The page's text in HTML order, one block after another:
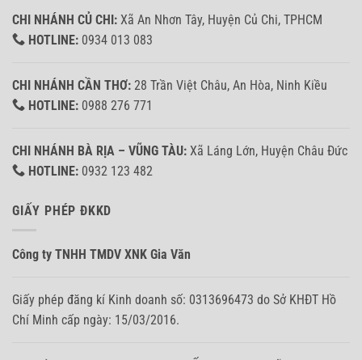
CHI NHÁNH CỦ CHI: Xã An Nhơn Tây, Huyện Củ Chi, TPHCM
HOTLINE: 0934 013 083
CHI NHÁNH CẦN THƠ: 28 Trần Việt Châu, An Hòa, Ninh Kiều
HOTLINE: 0988 276 771
CHI NHÁNH BÀ RỊA – VŨNG TÀU: Xã Láng Lớn, Huyện Châu Đức
HOTLINE: 0932 123 482
GIẤY PHÉP ĐKKD
Công ty TNHH TMDV XNK Gia Văn
Giấy phép đăng kí Kinh doanh số: 0313696473 do Sở KHĐT Hồ
Chí Minh cấp ngày: 15/03/2016.